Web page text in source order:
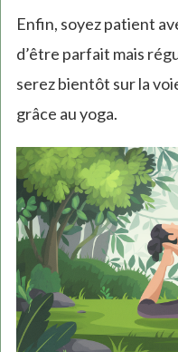
Enfin, soyez patient
d’être parfait mais
serez bientôt sur la
grâce au yoga.